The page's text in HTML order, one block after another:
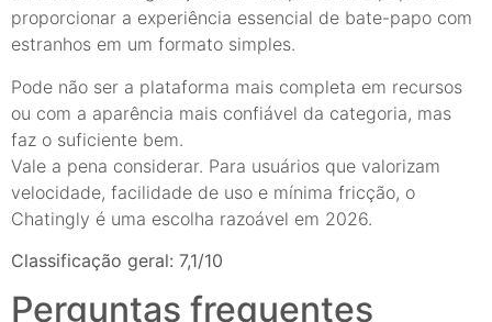
proporcionar a experiência essencial de bate-papo com
estranhos em um formato simples.
Pode não ser a plataforma mais completa em recursos
ou com a aparência mais confiável da categoria, mas
faz o suficiente bem.
Vale a pena considerar. Para usuários que valorizam
velocidade, facilidade de uso e mínima fricção, o
Chatingly é uma escolha razoável em 2026.
Classificação geral: 7,1/10
Perguntas frequentes